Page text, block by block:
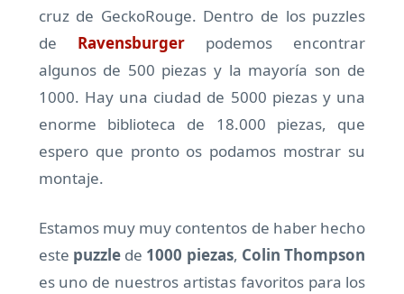
cruz de GeckoRouge. Dentro de los puzzles
de Ravensburgerpodemos encontrar
algunos de 500 piezas y la mayoría son de
1000. Hay una ciudad de 5000 piezas y una
enorme biblioteca de 18.000 piezas, que
espero que pronto os podamos mostrar su
montaje.
Estamos muy muy contentos de haber hecho
este puzzlede 1000 piezas, Colin Thompson
es uno de nuestros artistas favoritos para los